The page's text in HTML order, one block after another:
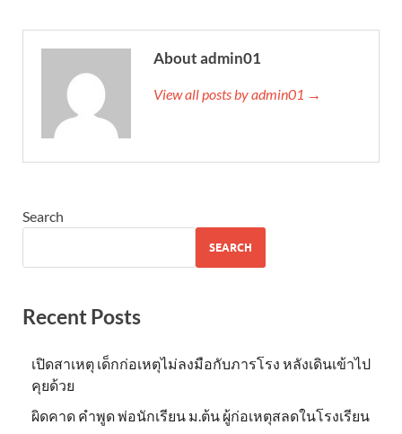
About admin01
View all posts by admin01 →
Search
SEARCH
Recent Posts
เปิดสาเหตุ เด็กก่อเหตุไม่ลงมือกับภารโรง หลังเดินเข้าไป
คุยด้วย
ผิดคาด คำพูด พ่อนักเรียน ม.ต้น ผู้ก่อเหตุสลดในโรงเรียน